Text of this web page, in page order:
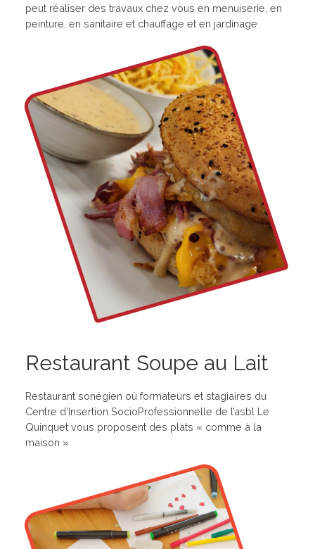
peut réaliser des travaux chez vous en menuiserie, en
peinture, en sanitaire et chauffage et en jardinage
Restaurant Soupe au Lait
Restaurant sonégien où formateurs et stagiaires du
Centre d’Insertion SocioProfessionnelle de l’asbl Le
Quinquet vous proposent des plats « comme à la
maison »